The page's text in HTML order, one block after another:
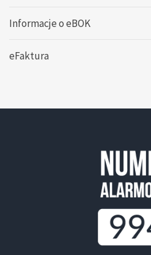
Informacje o eBOK
eFaktura